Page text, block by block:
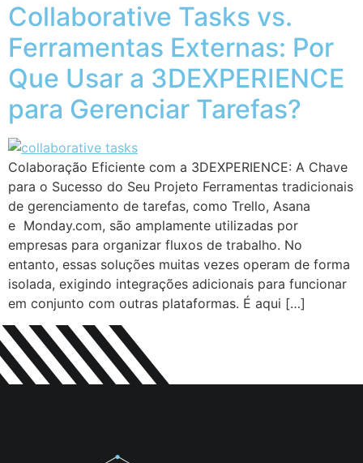
Collaborative Tasks vs.
Ferramentas Externas: Por
Que Usar a 3DEXPERIENCE
para Gerenciar Tarefas?
Colaboração Eficiente com a 3DEXPERIENCE: A Chave
para o Sucesso do Seu Projeto Ferramentas tradicionais
de gerenciamento de tarefas, como Trello, Asana
e Monday.com, são amplamente utilizadas por
empresas para organizar fluxos de trabalho. No
entanto, essas soluções muitas vezes operam de forma
isolada, exigindo integrações adicionais para funcionar
em conjunto com outras plataformas. É aqui […]